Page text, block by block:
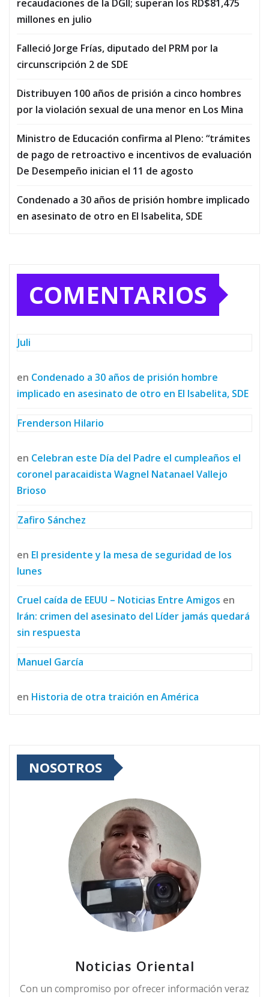
recaudaciones de la DGII; superan los RD$81,475
millones en julio
Falleció Jorge Frías, diputado del PRM por la
circunscripción 2 de SDE
Distribuyen 100 años de prisión a cinco hombres
por la violación sexual de una menor en Los Mina
Ministro de Educación confirma al Pleno: “trámites
de pago de retroactivo e incentivos de evaluación
De Desempeño inician el 11 de agosto
Condenado a 30 años de prisión hombre implicado
en asesinato de otro en El Isabelita, SDE
COMENTARIOS
Juli
en Condenado a 30 años de prisión hombre
implicado en asesinato de otro en El Isabelita, SDE
Frenderson Hilario
en Celebran este Día del Padre el cumpleaños el
coronel paracaidista Wagnel Natanael Vallejo
Brioso
Zafiro Sánchez
en El presidente y la mesa de seguridad de los
lunes
Cruel caída de EEUU – Noticias Entre Amigos en
Irán: crimen del asesinato del Líder jamás quedará
sin respuesta
Manuel García
en Historia de otra traición en América
NOSOTROS
Noticias Oriental
Con un compromiso por ofrecer información veraz